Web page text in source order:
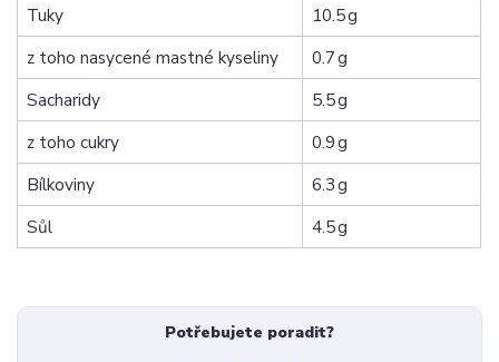
Tuky
10.5 g
z toho nasycené mastné kyseliny
0.7 g
Sacharidy
5.5 g
z toho cukry
0.9 g
Bílkoviny
6.3 g
Sůl
4.5 g
Potřebujete poradit?